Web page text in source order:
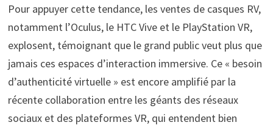
Pour appuyer cette tendance, les ventes de casques RV,
notamment l’Oculus, le HTC Vive et le PlayStation VR,
explosent, témoignant que le grand public veut plus que
jamais ces espaces d’interaction immersive. Ce « besoin
d’authenticité virtuelle » est encore amplifié par la
récente collaboration entre les géants des réseaux
sociaux et des plateformes VR, qui entendent bien